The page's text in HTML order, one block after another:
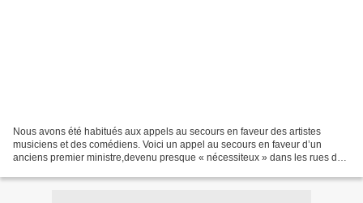
Nous avons été habitués aux appels au secours en faveur des artistes
musiciens et des comédiens. Voici un appel au secours en faveur d’un
anciens premier ministre,devenu presque « nécessiteux » dans les rues de